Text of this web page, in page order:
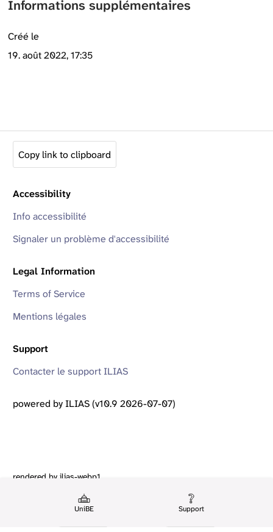
UniBE Support
Informations supplémentaires
Créé le
19. août 2022, 17:35
Copy link to clipboard
Accessibility
Info accessibilité
Signaler un problème d'accessibilité
Legal Information
Terms of Service
Mentions légales
Support
Contacter le support ILIAS
powered by ILIAS (v10.9 2026-07-07)
rendered by ilias-webp1